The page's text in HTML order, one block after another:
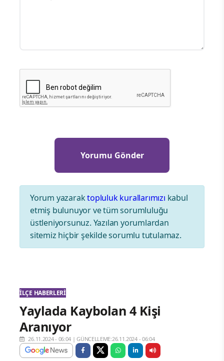
Yorum yazaraktopluluk kurallarımızı kabul
etmiş bulunuyor ve tüm sorumluluğu
üstleniyorsunuz. Yazılan yorumlardan
sitemiz hiçbir şekilde sorumlu tutulamaz.
İLÇE HABERLERI
Yaylada Kaybolan 4 Kişi
Aranıyor
26.11.2024 - 06:04 |GÜNCELLEME:26.11.2024 - 06:04